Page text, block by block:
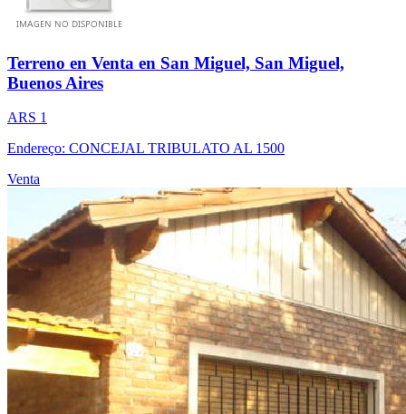
Terreno en Venta en San Miguel, San Miguel,
Buenos Aires
ARS 1
Endereço: CONCEJAL TRIBULATO AL 1500
Venta